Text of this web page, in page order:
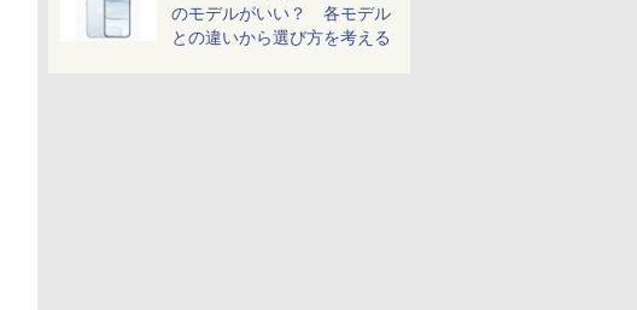
のモデルがいい？ 各モデル
との違いから選び方を考える